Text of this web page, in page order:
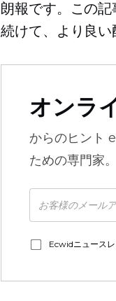
朗報です。この
続けて、より良い
オンラ
からのヒント
ための専門家。
Ecwidニュースレ